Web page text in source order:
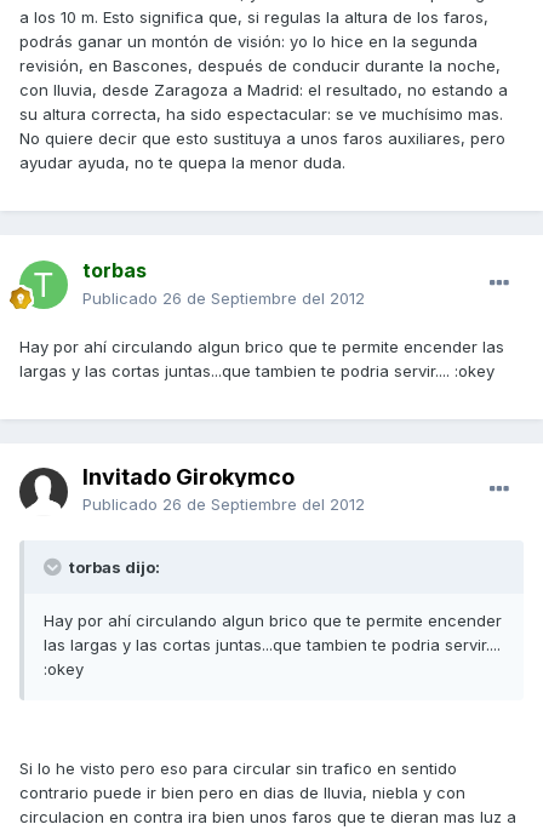
a los 10 m. Esto significa que, si regulas la altura de los faros,
podrás ganar un montón de visión: yo lo hice en la segunda
revisión, en Bascones, después de conducir durante la noche,
con lluvia, desde Zaragoza a Madrid: el resultado, no estando a
su altura correcta, ha sido espectacular: se ve muchísimo mas.
No quiere decir que esto sustituya a unos faros auxiliares, pero
ayudar ayuda, no te quepa la menor duda.
torbas
Publicado 26 de Septiembre del 2012
Hay por ahí circulando algun brico que te permite encender las
largas y las cortas juntas...que tambien te podria servir.... :okey
Invitado Girokymco
Publicado 26 de Septiembre del 2012
torbas dijo:
Hay por ahí circulando algun brico que te permite encender
las largas y las cortas juntas...que tambien te podria servir....
:okey
Si lo he visto pero eso para circular sin trafico en sentido
contrario puede ir bien pero en dias de lluvia, niebla y con
circulacion en contra ira bien unos faros que te dieran mas luz a